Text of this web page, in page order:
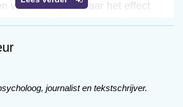
van onderzoek naar het effect
de slag. Zij bestudeerden
Reviews waarin het
journalist en tekstschrijver.